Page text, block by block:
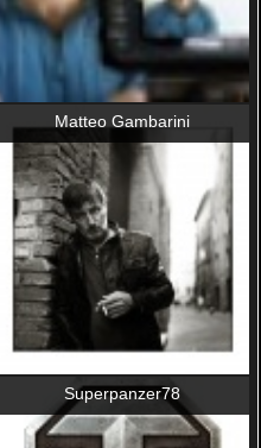
Matteo Gambarini
Superpanzer78